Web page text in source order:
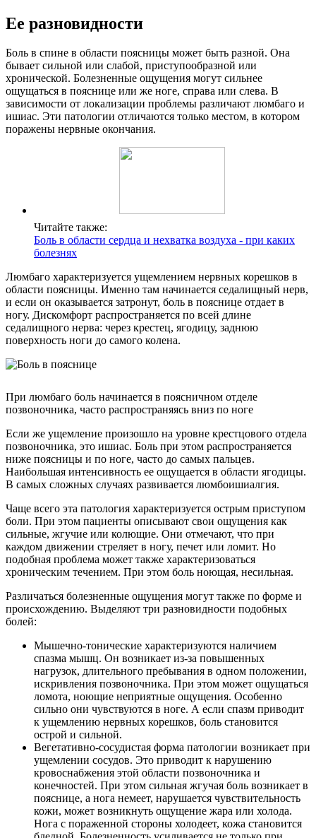
Ее разновидности
Боль в спине в области поясницы может быть разной. Она
бывает сильной или слабой, приступообразной или
хронической. Болезненные ощущения могут сильнее
ощущаться в пояснице или же ноге, справа или слева. В
зависимости от локализации проблемы различают люмбаго и
ишиас. Эти патологии отличаются только местом, в котором
поражены нервные окончания.
Читайте также:
Боль в области сердца и нехватка воздуха - при каких
болезнях
Люмбаго характеризуется ущемлением нервных корешков в
области поясницы. Именно там начинается седалищный нерв,
и если он оказывается затронут, боль в пояснице отдает в
ногу. Дискомфорт распространяется по всей длине
седалищного нерва: через крестец, ягодицу, заднюю
поверхность ноги до самого колена.
При люмбаго боль начинается в поясничном отделе
позвоночника, часто распространяясь вниз по ноге
Если же ущемление произошло на уровне крестцового отдела
позвоночника, это ишиас. Боль при этом распространяется
ниже поясницы и по ноге, часто до самых пальцев.
Наибольшая интенсивность ее ощущается в области ягодицы.
В самых сложных случаях развивается люмбоишиалгия.
Чаще всего эта патология характеризуется острым приступом
боли. При этом пациенты описывают свои ощущения как
сильные, жгучие или колющие. Они отмечают, что при
каждом движении стреляет в ногу, печет или ломит. Но
подобная проблема может также характеризоваться
хроническим течением. При этом боль ноющая, несильная.
Различаться болезненные ощущения могут также по форме и
происхождению. Выделяют три разновидности подобных
болей:
Мышечно-тонические характеризуются наличием
спазма мышц. Он возникает из-за повышенных
нагрузок, длительного пребывания в одном положении,
искривления позвоночника. При этом может ощущаться
ломота, ноющие неприятные ощущения. Особенно
сильно они чувствуются в ноге. А если спазм приводит
к ущемлению нервных корешков, боль становится
острой и сильной.
Вегетативно-сосудистая форма патологии возникает при
ущемлении сосудов. Это приводит к нарушению
кровоснабжения этой области позвоночника и
конечностей. При этом сильная жгучая боль возникает в
пояснице, а нога немеет, нарушается чувствительность
кожи, может возникнуть ощущение жара или холода.
Нога с пораженной стороны холодеет, кожа становится